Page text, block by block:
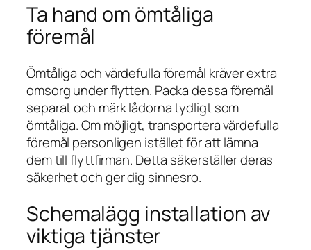
Ta hand om ömtåliga
föremål
Ömtåliga och värdefulla föremål kräver extra
omsorg under flytten. Packa dessa föremål
separat och märk lådorna tydligt som
ömtåliga. Om möjligt, transportera värdefulla
föremål personligen istället för att lämna
dem till flyttfirman. Detta säkerställer deras
säkerhet och ger dig sinnesro.
Schemalägg installation av
viktiga tjänster